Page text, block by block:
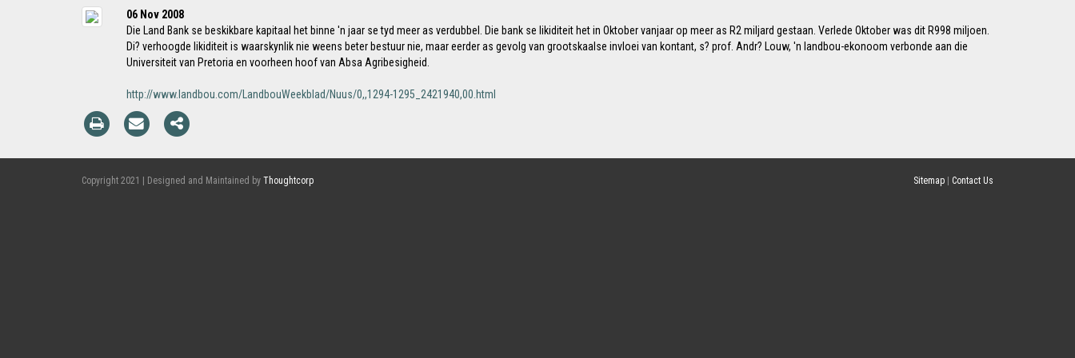
06 Nov 2008
Die Land Bank se beskikbare kapitaal het binne 'n jaar se tyd meer as verdubbel. Die bank se likiditeit het in Oktober vanjaar op meer as R2 miljard gestaan. Verlede Oktober was dit R998 miljoen.
Di? verhoogde likiditeit is waarskynlik nie weens beter bestuur nie, maar eerder as gevolg van grootskaalse invloei van kontant, s? prof. Andr? Louw, 'n landbou-ekonoom verbonde aan die
Universiteit van Pretoria en voorheen hoof van Absa Agribesigheid.
http://www.landbou.com/LandbouWeekblad/Nuus/0,,1294-1295_2421940,00.html
Copyright 2021 | Designed and Maintained by Thoughtcorp Sitemap Contact Us